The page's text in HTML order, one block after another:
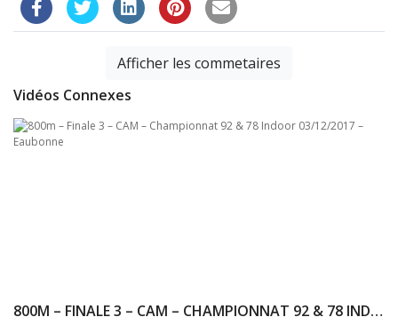
Afficher les commetaires
Vidéos Connexes
800M – FINALE 3 – CAM – CHAMPIONNAT 92 & 78 INDOOR 03/12/2017 – EAUBONNE